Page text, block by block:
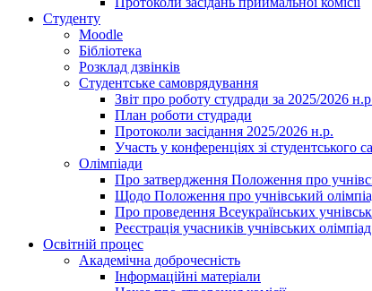
Студенту
Moodle
Бібліотека
Розклад дзвінків
Студентське самоврядування
Звіт про роботу студради за 2025/2026
План роботи студради
Протоколи засідання 2025/2026 н.р.
Участь у конференціях зі студентського
Олімпіади
Про затвердження Положення про
Щодо Положення про учнівський
Про проведення Всеукраїнських
Реєстрація учасників учнівських
Освітній процес
Академічна доброчесність
Інформаційні матеріали